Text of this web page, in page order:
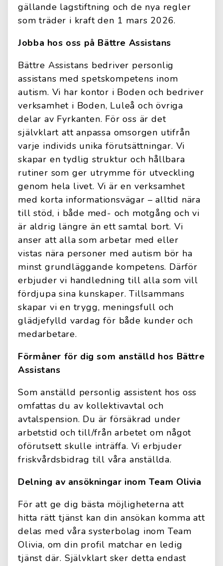
gällande lagstiftning och de nya regler
som träder i kraft den 1 mars 2026.
Jobba hos oss på Bättre Assistans
Bättre Assistans bedriver personlig
assistans med spetskompetens inom
autism. Vi har kontor i Boden och bedriver
verksamhet i Boden, Luleå och övriga
delar av Fyrkanten. För oss är det
självklart att anpassa omsorgen utifrån
varje individs unika förutsättningar. Vi
skapar en tydlig struktur och hållbara
rutiner som ger utrymme för utveckling
genom hela livet. Vi är en verksamhet
med korta informationsvägar – alltid nära
till stöd, i både med- och motgång och vi
är aldrig längre än ett samtal bort. Vi
anser att alla som arbetar med eller
vistas nära personer med autism bör ha
minst grundläggande kompetens. Därför
erbjuder vi handledning till alla som vill
fördjupa sina kunskaper. Tillsammans
skapar vi en trygg, meningsfull och
glädjefylld vardag för både kunder och
medarbetare.
Förmåner för dig som anställd hos Bättre
Assistans
Som anställd personlig assistent hos oss
omfattas du av kollektivavtal och
avtalspension. Du är försäkrad under
arbetstid och till/från arbetet om något
oförutsett skulle inträffa. Vi erbjuder
friskvårdsbidrag till våra anställda.
Delning av ansökningar inom Team Olivia
För att ge dig bästa möjligheterna att
hitta rätt tjänst kan din ansökan komma att
delas med våra systerbolag inom Team
Olivia, om din profil matchar en ledig
tjänst där. Självklart sker detta endast